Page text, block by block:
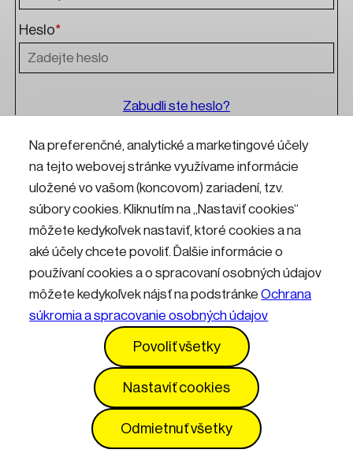
Na preferenčné, analytické a marketingové účely
na tejto webovej stránke využívame informácie
uložené vo vašom (koncovom) zariadení, tzv.
súbory cookies. Kliknutím na „Nastaviť cookies“
môžete kedykoľvek nastaviť, ktoré cookies a na
aké účely chcete povoliť. Ďalšie informácie o
používaní cookies a o spracovaní osobných údajov
môžete kedykoľvek nájsť na podstránkeOchrana
súkromia a spracovanie osobných údajov
Povoliť všetky
Nastaviť cookies
Odmietnuť všetky
Heslo*
Zabudli ste heslo?
Přihlásit
Kontakty Informácie pre návštevníkov
Prevádzkový poriadok
Vyhlásenie o prístupnosti Služby
Nastavenia cookies